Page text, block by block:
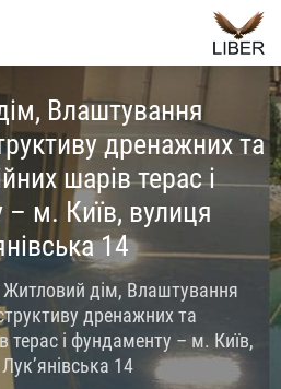
Влаштування
дренажних та
шарів терас і
м. Київ, вулиця
14
Житловий дім, Влаштування
дренажних та
терас і фундаменту – м. Київ,
14